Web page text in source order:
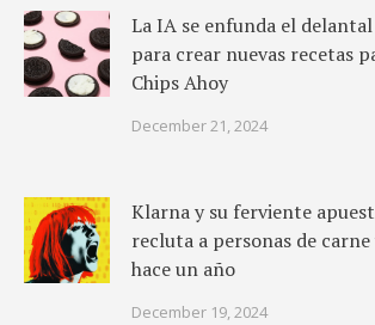
La IA se enfunda el
para crear nuevas recetas
Chips Ahoy
December 21, 2024
Klarna y su ferviente
recluta a personas de carne
hace un año
December 19, 2024